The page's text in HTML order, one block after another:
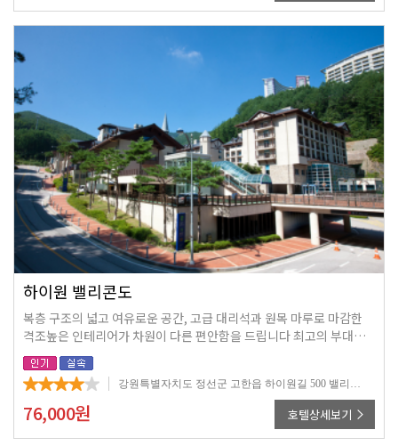
하이원 밸리콘도
복층 구조의 넓고 여유로운 공간, 고급 대리석과 원목 마루로 마감한
격조높은 인테리어가 차원이 다른 편안함을 드립니다 최고의 부대시
설을 갖춘 마운틴 콘도에서 내 집처럼 편안한 휴식을 취해 보세요
강원특별자치도 정선군 고한읍 하이원길 500 밸리콘도
76,000원 호텔상세보기